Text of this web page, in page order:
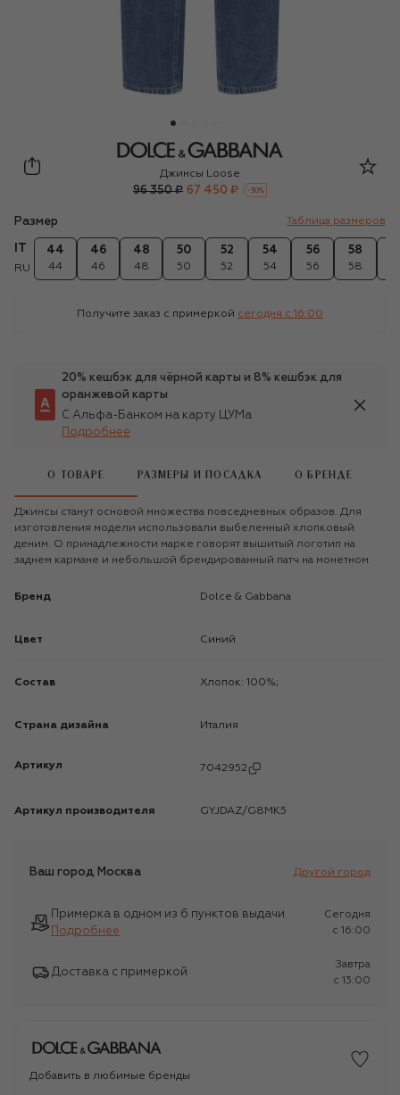
Dolce & Gabbana
Джинсы Loose
96 350 ₽ 67 450 ₽ -30%
Размер Таблица размеров
RU
44
44
46
46
48
48
50
50
52
52
54
54
56
56
58
58
Получите заказ с примеркой сегодня c 16:00
20% кешбэк для чёрной карты и 8% кешбэк для
оранжевой карты
С Альфа-Банком на карту ЦУМа
Подробнее
О ТОВАРЕ РАЗМЕРЫ И ПОСАДКА О БРЕНДЕ
Джинсы станут основой множества повседневных образов. Для
изготовления модели использовали выбеленный хлопковый
деним. О принадлежности марке говорят вышитый логотип на
заднем кармане и небольшой брендированный патч на монетном.
Бренд Dolce & Gabbana
Цвет Синий
Состав Хлопок: 100%;
Страна дизайна Италия
Артикул 7042952
Артикул производителя GYJDAZ/G8MK5
Ваш город Москва Другой город
Примерка в одном из 6 пунктов выдачи
Подробнее
Сегодня
c 16:00
Доставка с примеркой
Завтра
c 13:00
Добавить в любимые бренды